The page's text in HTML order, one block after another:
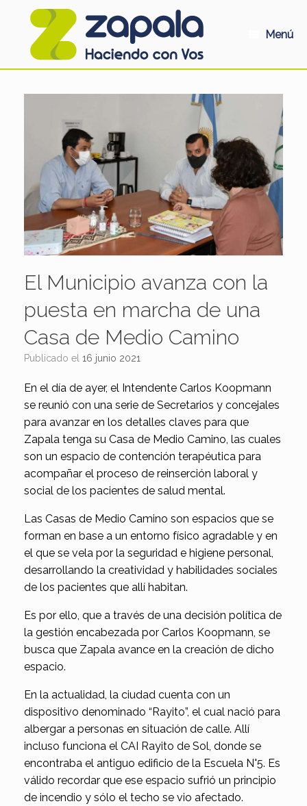
Menú
El Municipio avanza con la
puesta en marcha de una
Casa de Medio Camino
Publicado el 16 junio 2021
En el día de ayer, el Intendente Carlos Koopmann
se reunió con una serie de Secretarios y concejales
para avanzar en los detalles claves para que
Zapala tenga su Casa de Medio Camino, las cuales
son un espacio de contención terapéutica para
acompañar el proceso de reinserción laboral y
social de los pacientes de salud mental.
Las Casas de Medio Camino son espacios que se
forman en base a un entorno físico agradable y en
el que se vela por la seguridad e higiene personal,
desarrollando la creatividad y habilidades sociales
de los pacientes que allí habitan.
Es por ello, que a través de una decisión política de
la gestión encabezada por Carlos Koopmann, se
busca que Zapala avance en la creación de dicho
espacio.
En la actualidad, la ciudad cuenta con un
dispositivo denominado “Rayito”, el cual nació para
albergar a personas en situación de calle. Allí
incluso funciona el CAI Rayito de Sol, donde se
encontraba el antiguo edificio de la Escuela N°5. Es
válido recordar que ese espacio sufrió un principio
de incendio y sólo el techo se vio afectado.